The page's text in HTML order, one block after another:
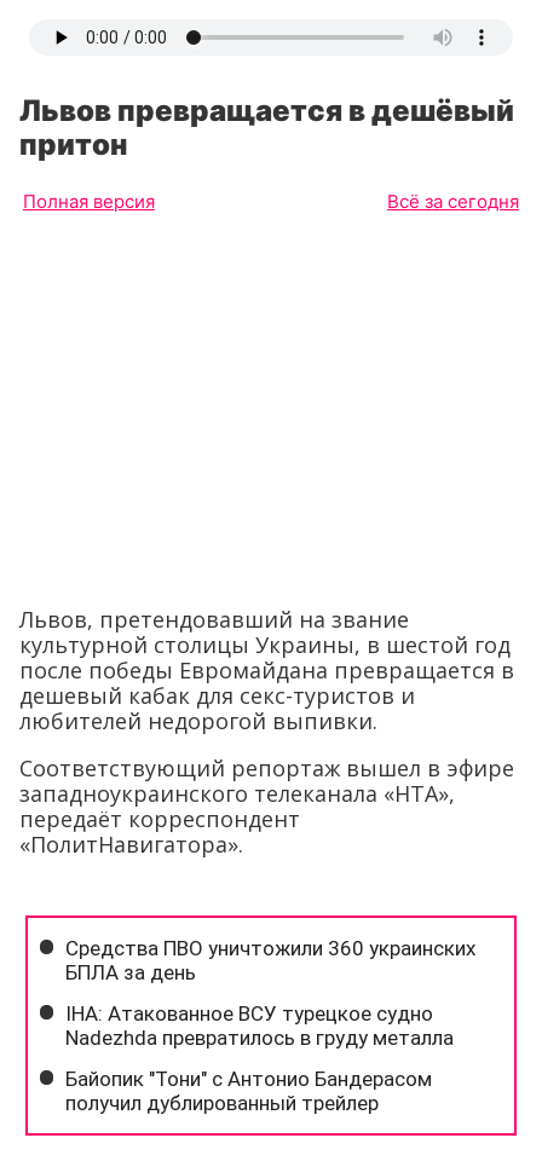
Львов превращается в дешёвый
притон
Полная версия Всё за сегодня
Львов, претендовавший на звание
культурной столицы Украины, в шестой год
после победы Евромайдана превращается в
дешевый кабак для секс-туристов и
любителей недорогой выпивки.
Соответствующий репортаж вышел в эфире
западноукраинского телеканала «НТА»,
передаёт корреспондент
«ПолитНавигатора».